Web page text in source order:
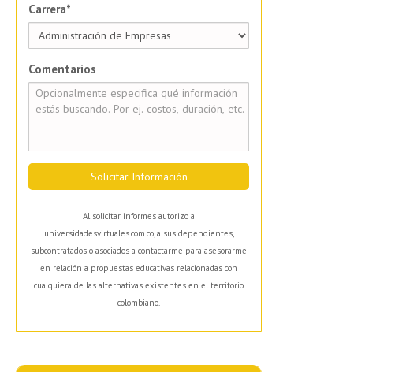
Carrera*
Comentarios
Solicitar Información
Al solicitar informes autorizo a
universidadesvirtuales.com.co, a sus dependientes,
subcontratados o asociados a contactarme para asesorarme
en relación a propuestas educativas relacionadas con
cualquiera de las alternativas existentes en el territorio
colombiano.